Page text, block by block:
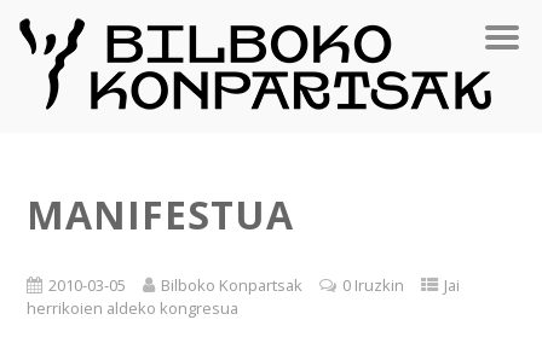
MANIFESTUA
2010-03-05 Bilboko Konpartsak 0 Iruzkin
Jai
herrikoien aldeko kongresua